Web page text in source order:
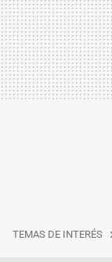
TEMAS DE INTERÉS